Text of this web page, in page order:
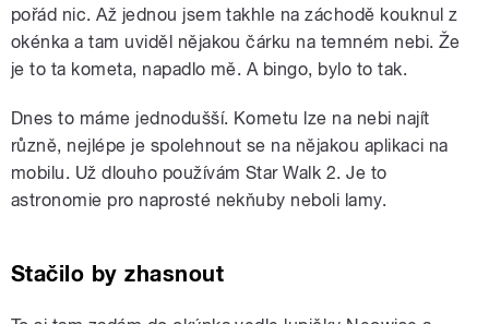
pořád nic. Až jednou jsem takhle na záchodě kouknul z
okénka a tam uviděl nějakou čárku na temném nebi. Že
je to ta kometa, napadlo mě. A bingo, bylo to tak.
Dnes to máme jednodušší. Kometu lze na nebi najít
různě, nejlépe je spolehnout se na nějakou aplikaci na
mobilu. Už dlouho používám Star Walk 2. Je to
astronomie pro naprosté nekňuby neboli lamy.
Stačilo by zhasnout